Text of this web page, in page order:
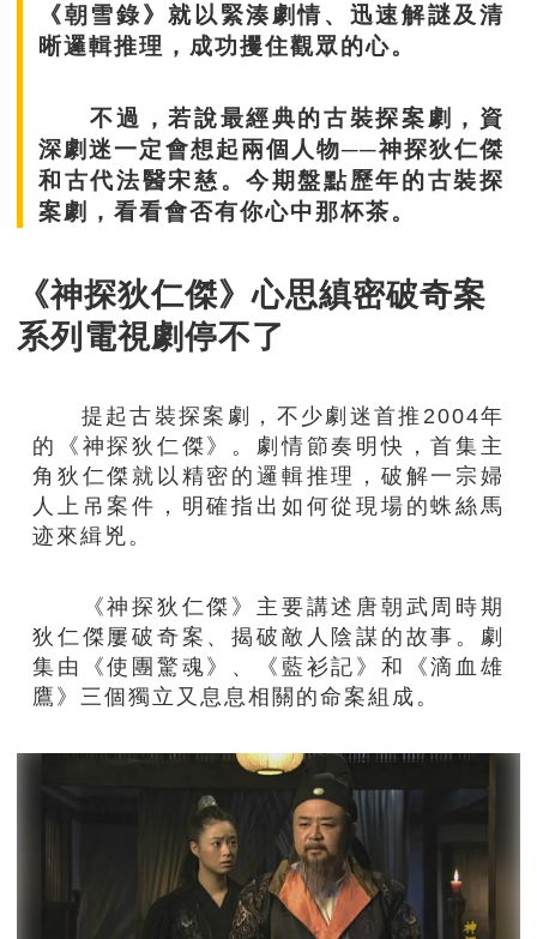
《朝雪錄》就以緊湊劇情、迅速解謎及清
晰邏輯推理，成功攫住觀眾的心。
不過，若說最經典的古裝探案劇，資
深劇迷一定會想起兩個人物──神探狄仁傑
和古代法醫宋慈。今期盤點歷年的古裝探
案劇，看看會否有你心中那杯茶。
《神探狄仁傑》心思縝密破奇案
系列電視劇停不了
提起古裝探案劇，不少劇迷首推2004年
的《神探狄仁傑》。劇情節奏明快，首集主
角狄仁傑就以精密的邏輯推理，破解一宗婦
人上吊案件，明確指出如何從現場的蛛絲馬
迹來緝兇。
《神探狄仁傑》主要講述唐朝武周時期
狄仁傑屢破奇案、揭破敵人陰謀的故事。劇
集由《使團驚魂》、《藍衫記》和《滴血雄
鷹》三個獨立又息息相關的命案組成。